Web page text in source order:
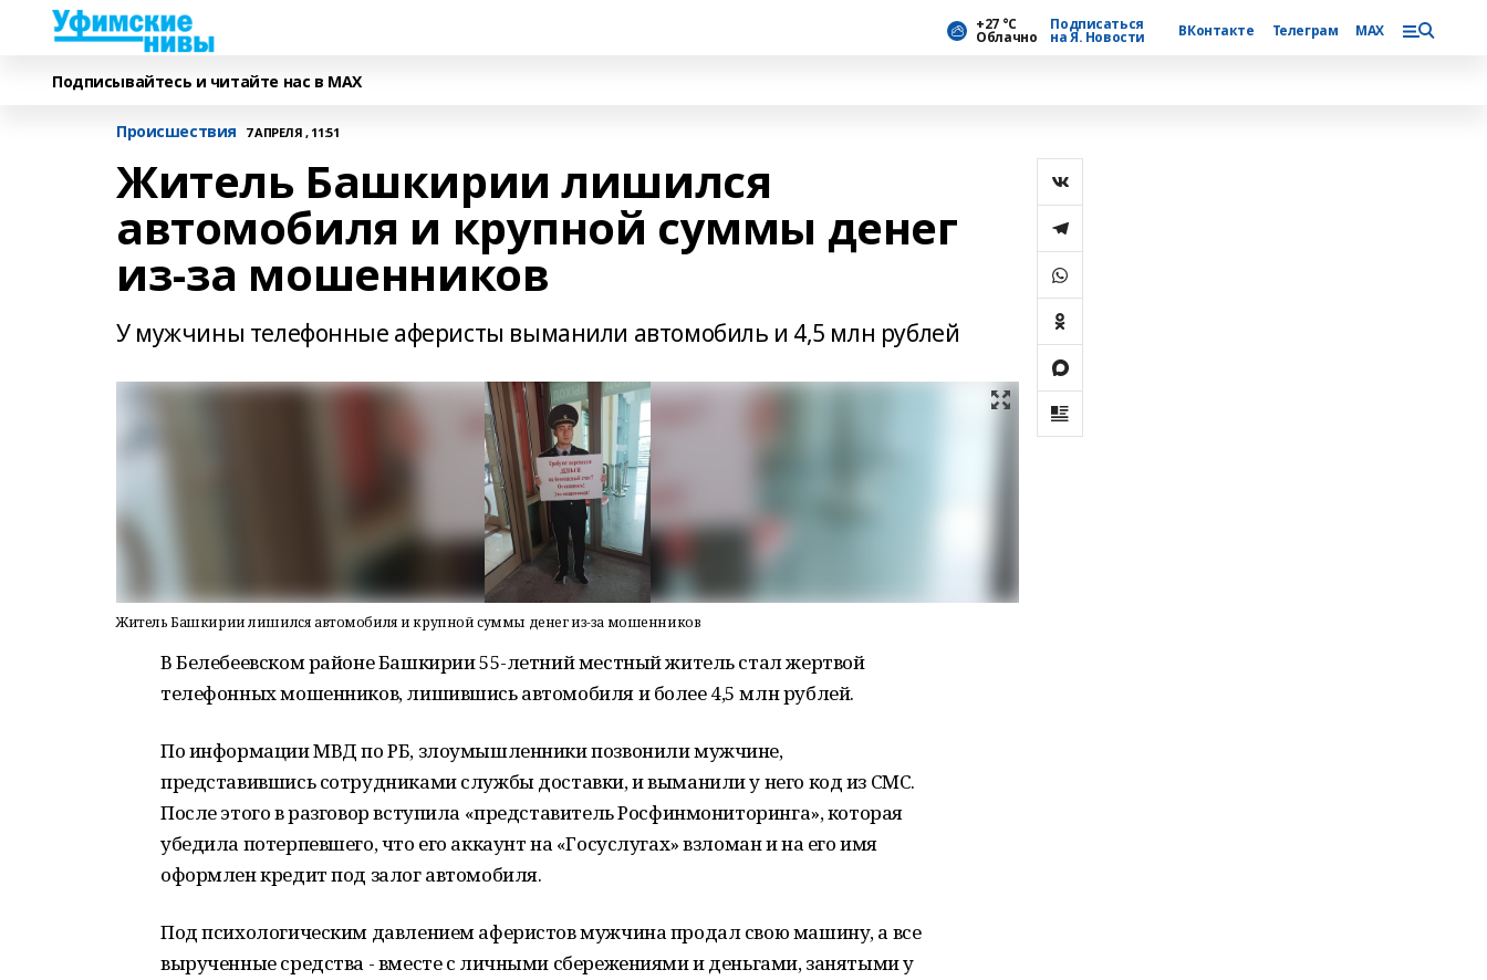
+27 °С
Облачно
Подписаться
на Я. Новости ВКонтакте Телеграм MAX
Подписывайтесь и читайте нас в MAX
Происшествия 7 АПРЕЛЯ , 11:51
Житель Башкирии лишился
автомобиля и крупной суммы денег
из-за мошенников
У мужчины телефонные аферисты выманили автомобиль и 4,5 млн рублей
Житель Башкирии лишился автомобиля и крупной суммы денег из-за мошенников
В Белебеевском районе Башкирии 55-летний местный житель стал жертвой
телефонных мошенников, лишившись автомобиля и более 4,5 млн рублей.
По информации МВД по РБ, злоумышленники позвонили мужчине,
представившись сотрудниками службы доставки, и выманили у него код из СМС.
После этого в разговор вступила «представитель Росфинмониторинга», которая
убедила потерпевшего, что его аккаунт на «Госуслугах» взломан и на его имя
оформлен кредит под залог автомобиля.
Под психологическим давлением аферистов мужчина продал свою машину, а все
вырученные средства - вместе с личными сбережениями и деньгами, занятыми у